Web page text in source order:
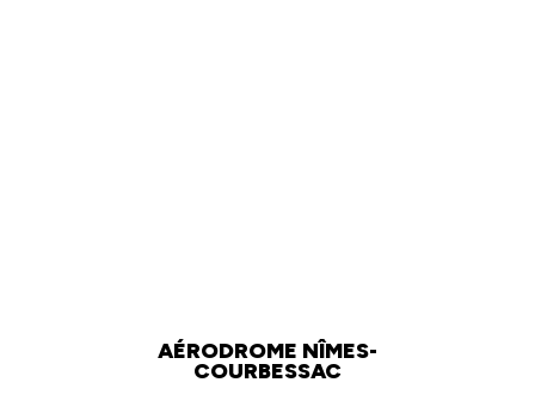
AÉRODROME NÎMES-
COURBESSAC